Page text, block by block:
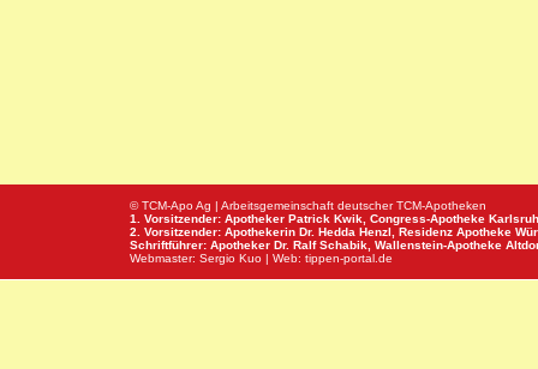
© TCM-Apo Ag | Arbeitsgemeinschaft deutscher TCM-Apotheken
1. Vorsitzender: Apotheker Patrick Kwik, Congress-Apotheke
2. Vorsitzender: Apothekerin Dr. Hedda Henzl, Residenz Apotheke
Schriftführer: Apotheker Dr. Ralf Schabik, Wallenstein-Apotheke
Webmaster: Sergio Kuo | Web: tippen-portal.de